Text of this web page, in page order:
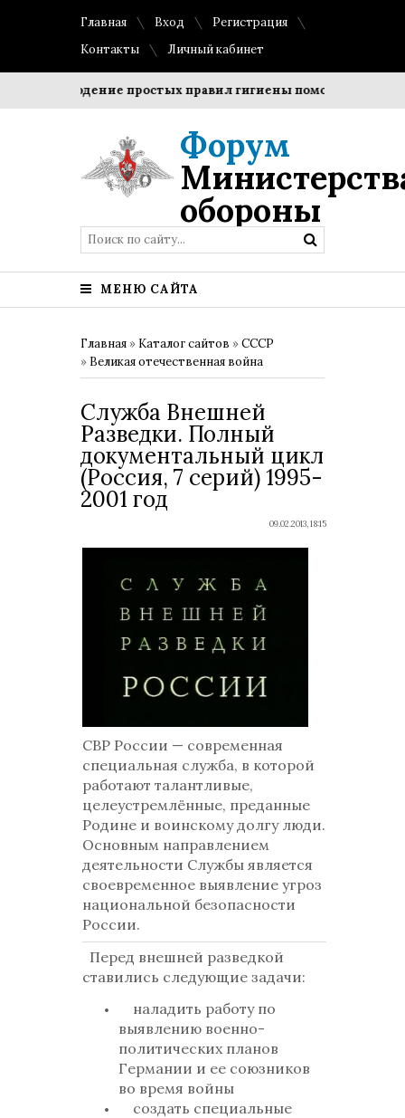
Главная Вход
Регистрация
Контакты
Личный кабинет
Соблюдение простых правил гигиены помогает
Форум
обороны
МЕНЮ САЙТА
Главная » Каталог сайтов »СССР
» Великая отечественная война
Служба Внешней
Разведки. Полный
документальный цикл
(Россия, 7 серий) 1995-
2001 год
09.02.2013, 18:15
СВР России — современная
специальная служба, в которой
работают талантливые,
целеустремлённые, преданные
Родине и воинскому долгу люди.
Основным направлением
деятельности Службы является
своевременное выявление угроз
национальной безопасности
России.
Перед внешней разведкой
ставились следующие задачи:
наладить работу по
выявлению военно-
политических планов
Германии и ее союзников
во время войны
создать специальные